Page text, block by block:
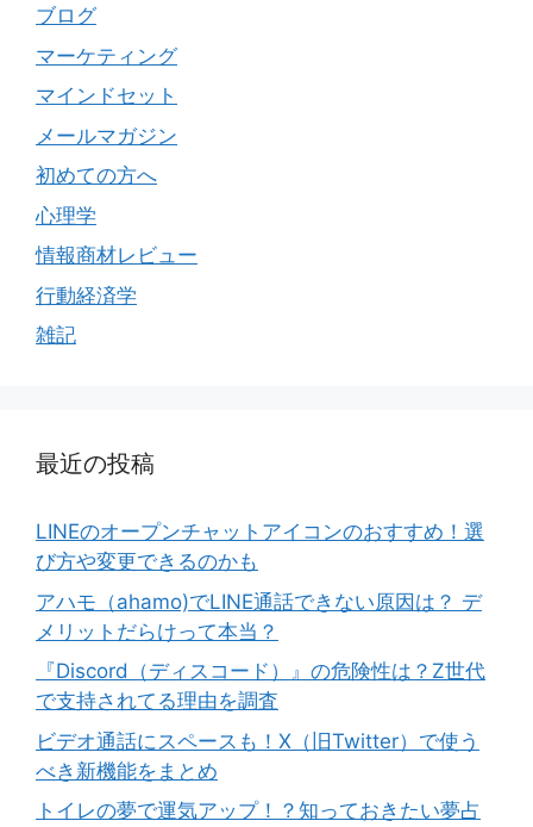
ブログ
マーケティング
マインドセット
メールマガジン
初めての方へ
心理学
情報商材レビュー
行動経済学
雑記
最近の投稿
LINEのオープンチャットアイコンのおすすめ！選
び方や変更できるのかも
アハモ（ahamo)でLINE通話できない原因は？ デ
メリットだらけって本当？
『Discord（ディスコード）』の危険性は？Z世代
で支持されてる理由を調査
ビデオ通話にスペースも！X（旧Twitter）で使う
べき新機能をまとめ
トイレの夢で運気アップ！？知っておきたい夢占